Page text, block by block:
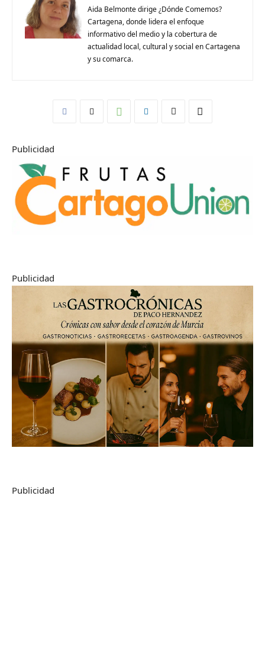
Aida Belmonte dirige ¿Dónde Comemos?
Cartagena, donde lidera el enfoque
informativo del medio y la cobertura de
actualidad local, cultural y social en Cartagena
y su comarca.
Publicidad
Publicidad
Publicidad